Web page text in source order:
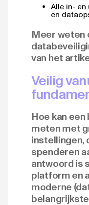
Alle in-
en
Meer weten
van het
Veilig
Hoe kan
meten met
instellingen,
spenderen
antwoord is
platform en
moderne